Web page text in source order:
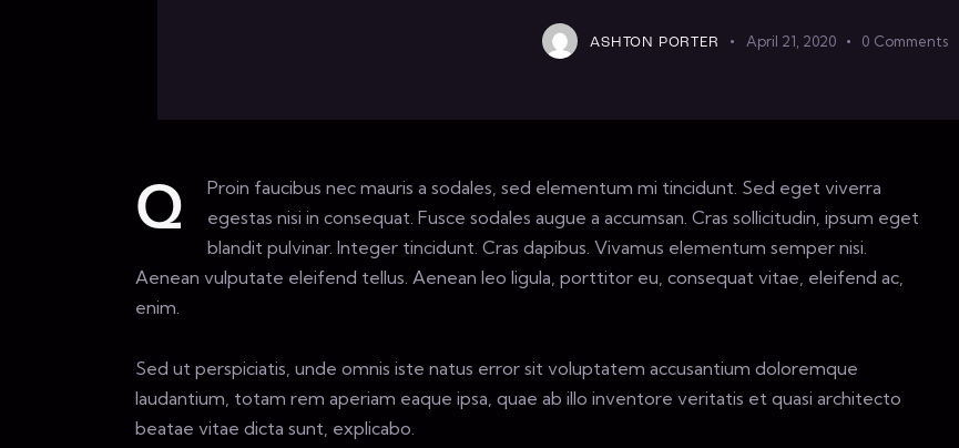
ASHTON PORTER April 21, 2020 0 Comments
Q
Proin faucibus nec mauris a sodales, sed elementum mi tincidunt. Sed eget viverra
egestas nisi in consequat. Fusce sodales augue a accumsan. Cras sollicitudin, ipsum eget
blandit pulvinar. Integer tincidunt. Cras dapibus. Vivamus elementum semper nisi.
Aenean vulputate eleifend tellus. Aenean leo ligula, porttitor eu, consequat vitae, eleifend ac,
enim.
Sed ut perspiciatis, unde omnis iste natus error sit voluptatem accusantium doloremque
laudantium, totam rem aperiam eaque ipsa, quae ab illo inventore veritatis et quasi architecto
beatae vitae dicta sunt, explicabo.